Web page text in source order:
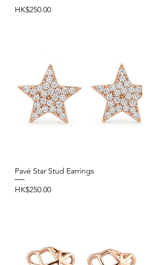
價格
HK$250.00
Pavé Star Stud Earrings
價格
HK$250.00